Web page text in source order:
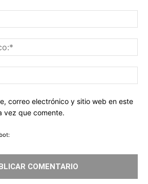
correo electrónico y sitio web en este
vez que comente.